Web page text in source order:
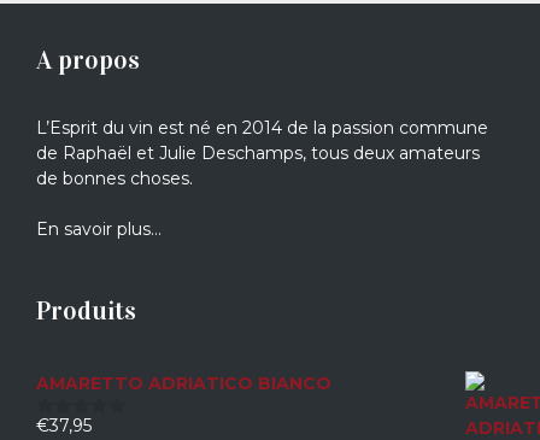
A propos
L’Esprit du vin est né en 2014 de la passion commune
de Raphaël et Julie Deschamps, tous deux amateurs
de bonnes choses.
En savoir plus…
Produits
AMARETTO ADRIATICO BIANCO
0
€37,95